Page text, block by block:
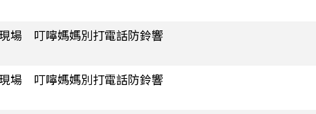
場 叮嚀媽媽別打電話防鈴響
場 叮嚀媽媽別打電話防鈴響